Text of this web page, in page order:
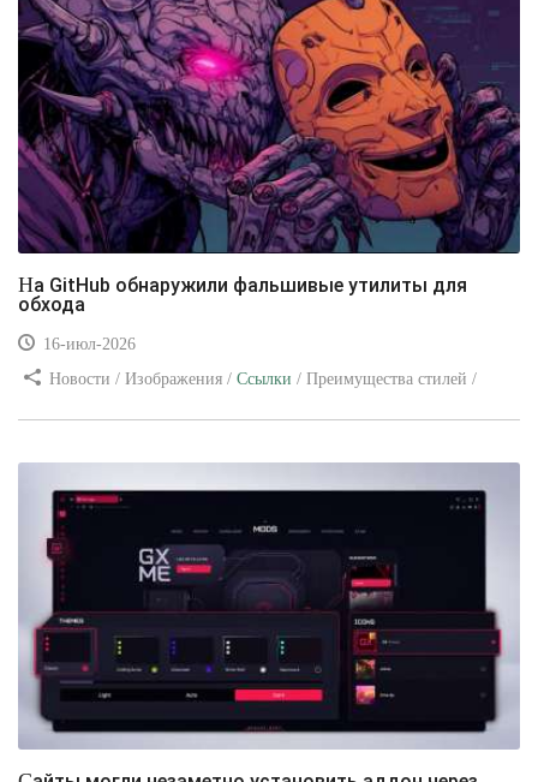
На GitHub обнаружили фальшивые утилиты для
обхода
16-июл-2026
Новости / Изображения / Ссылки / Преимущества стилей /